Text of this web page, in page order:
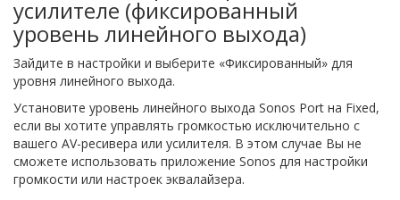
усилителе (фиксированный
уровень линейного выхода)
Зайдите в настройки и выберите «Фиксированный» для
уровня линейного выхода.
Установите уровень линейного выхода Sonos Port на Fixed,
если вы хотите управлять громкостью исключительно с
вашего AV-ресивера или усилителя. В этом случае Вы не
сможете использовать приложение Sonos для настройки
громкости или настроек эквалайзера.